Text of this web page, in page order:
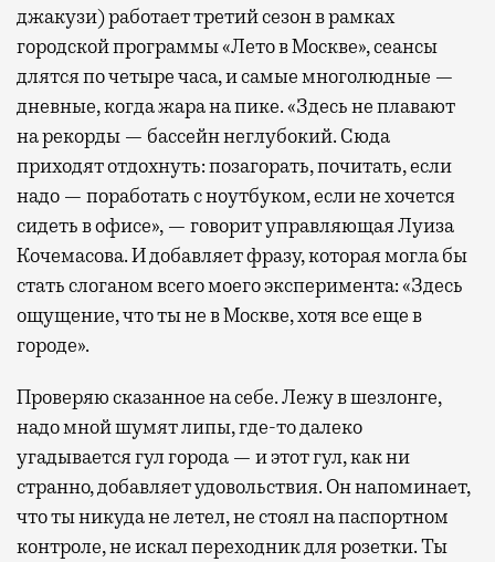
джакузи) работает третий сезон в рамках
городской программы «Лето в Москве», сеансы
длятся по четыре часа, и самые многолюдные —
дневные, когда жара на пике. «Здесь не плавают
на рекорды — бассейн неглубокий. Сюда
приходят отдохнуть: позагорать, почитать, если
надо — поработать с ноутбуком, если не хочется
сидеть в офисе», — говорит управляющая Луиза
Кочемасова. И добавляет фразу, которая могла бы
стать слоганом всего моего эксперимента: «Здесь
ощущение, что ты не в Москве, хотя все еще в
городе».
Проверяю сказанное на себе. Лежу в шезлонге,
надо мной шумят липы, где-то далеко
угадывается гул города — и этот гул, как ни
странно, добавляет удовольствия. Он напоминает,
что ты никуда не летел, не стоял на паспортном
контроле, не искал переходник для розетки. Ты